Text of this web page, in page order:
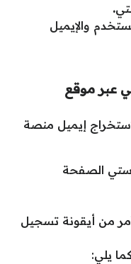
.
والإيميل
عبر موقع
إيميل منصة
الصفحة
من أيقونة تسجيل
يلي: